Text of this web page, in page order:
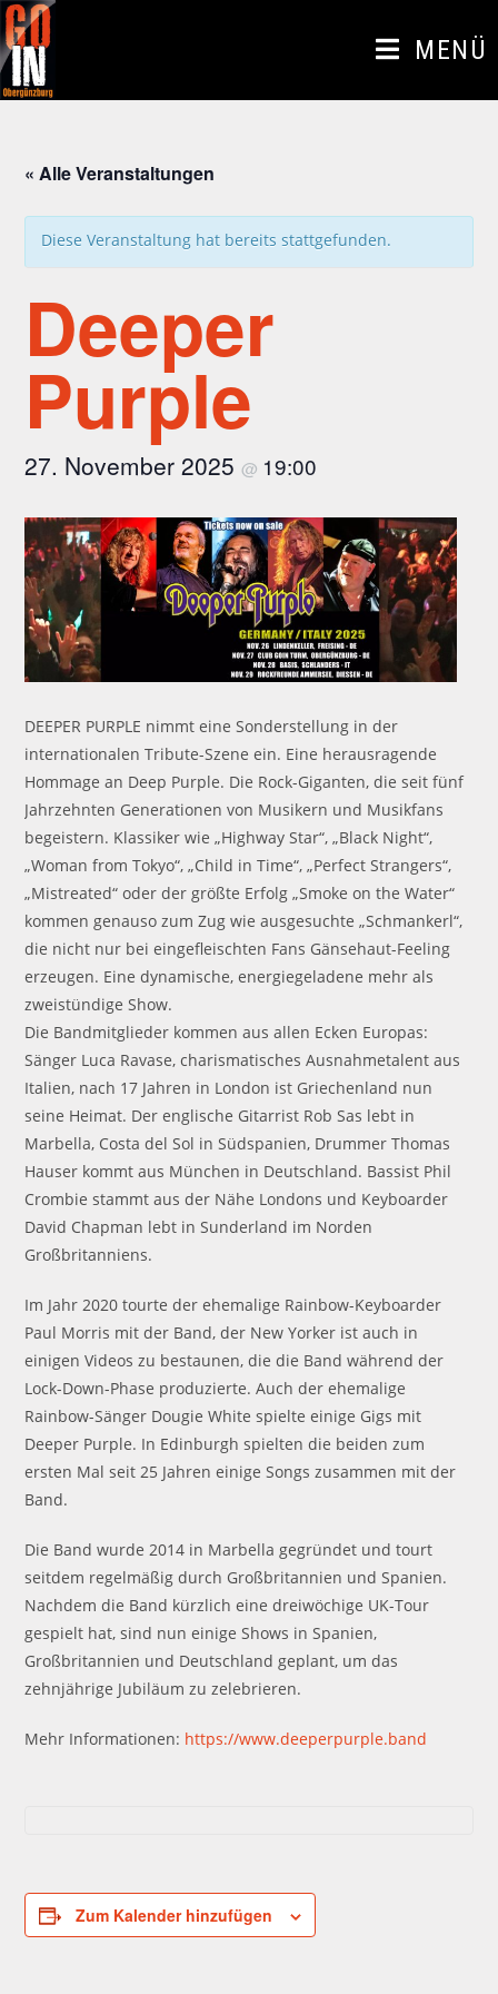
Zum
Inhalt
springen
MENÜ
« Alle Veranstaltungen
Diese Veranstaltung hat bereits stattgefunden.
Deeper
Purple
27. November 2025@ 19:00
DEEPER PURPLE nimmt eine Sonderstellung in der
internationalen Tribute-Szene ein. Eine herausragende
Hommage an Deep Purple. Die Rock-Giganten, die seit fünf
Jahrzehnten Generationen von Musikern und Musikfans
begeistern. Klassiker wie „Highway Star“, „Black Night“,
„Woman from Tokyo“, „Child in Time“, „Perfect Strangers“,
„Mistreated“ oder der größte Erfolg „Smoke on the Water“
kommen genauso zum Zug wie ausgesuchte „Schmankerl“,
die nicht nur bei eingefleischten Fans Gänsehaut-Feeling
erzeugen. Eine dynamische, energiegeladene mehr als
zweistündige Show.
Die Bandmitglieder kommen aus allen Ecken Europas:
Sänger Luca Ravase, charismatisches Ausnahmetalent aus
Italien, nach 17 Jahren in London ist Griechenland nun
seine Heimat. Der englische Gitarrist Rob Sas lebt in
Marbella, Costa del Sol in Südspanien, Drummer Thomas
Hauser kommt aus München in Deutschland. Bassist Phil
Crombie stammt aus der Nähe Londons und Keyboarder
David Chapman lebt in Sunderland im Norden
Großbritanniens.
Im Jahr 2020 tourte der ehemalige Rainbow-Keyboarder
Paul Morris mit der Band, der New Yorker ist auch in
einigen Videos zu bestaunen, die die Band während der
Lock-Down-Phase produzierte. Auch der ehemalige
Rainbow-Sänger Dougie White spielte einige Gigs mit
Deeper Purple. In Edinburgh spielten die beiden zum
ersten Mal seit 25 Jahren einige Songs zusammen mit der
Band.
Die Band wurde 2014 in Marbella gegründet und tourt
seitdem regelmäßig durch Großbritannien und Spanien.
Nachdem die Band kürzlich eine dreiwöchige UK-Tour
gespielt hat, sind nun einige Shows in Spanien,
Großbritannien und Deutschland geplant, um das
zehnjährige Jubiläum zu zelebrieren.
Mehr Informationen: https://www.deeperpurple.band
Zum Kalender hinzufügen